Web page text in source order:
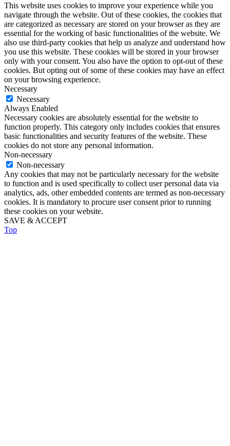
This website uses cookies to improve your experience while you
navigate through the website. Out of these cookies, the cookies that
are categorized as necessary are stored on your browser as they are
essential for the working of basic functionalities of the website. We
also use third-party cookies that help us analyze and understand how
you use this website. These cookies will be stored in your browser
only with your consent. You also have the option to opt-out of these
cookies. But opting out of some of these cookies may have an effect
on your browsing experience.
Necessary
Necessary
Always Enabled
Necessary cookies are absolutely essential for the website to
function properly. This category only includes cookies that ensures
basic functionalities and security features of the website. These
cookies do not store any personal information.
Non-necessary
Non-necessary
Any cookies that may not be particularly necessary for the website
to function and is used specifically to collect user personal data via
analytics, ads, other embedded contents are termed as non-necessary
cookies. It is mandatory to procure user consent prior to running
these cookies on your website.
SAVE & ACCEPT
Top